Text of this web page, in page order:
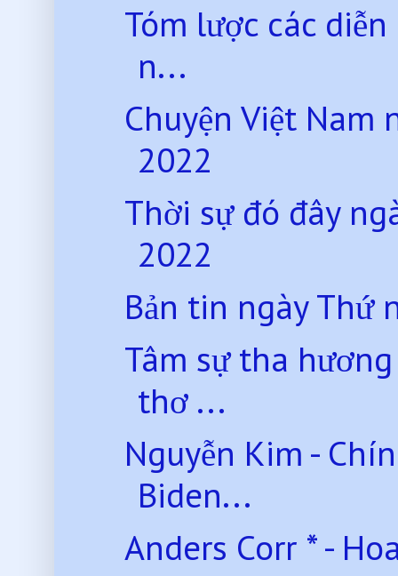
Tóm lược các
n...
Chuyện Việt Nam
2022
Thời sự đó đây
2022
Bản tin ngày Thứ
Tâm sự tha
thơ ...
Nguyễn Kim -
Biden...
Anders Corr * -